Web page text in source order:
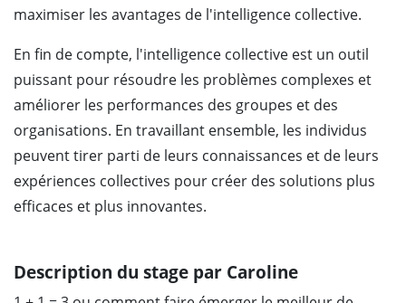
maximiser les avantages de l'intelligence collective.
En fin de compte, l'intelligence collective est un outil
puissant pour résoudre les problèmes complexes et
améliorer les performances des groupes et des
organisations. En travaillant ensemble, les individus
peuvent tirer parti de leurs connaissances et de leurs
expériences collectives pour créer des solutions plus
efficaces et plus innovantes.
Description du stage par Caroline